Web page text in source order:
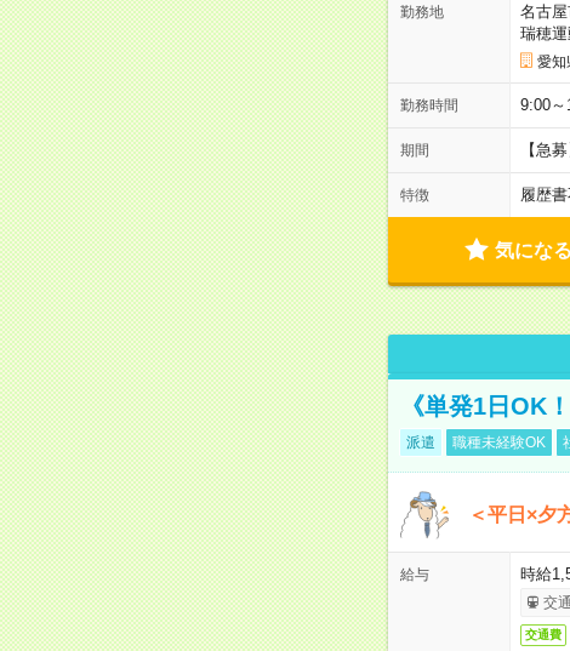
勤務地
名古
瑞穂
愛知
勤務時間 9:00～
期間 【急
特徴 履歴
気になる
《単発1日OK
派遣 職種未経験OK
＜平日×夕
給与 時給
交
交通費